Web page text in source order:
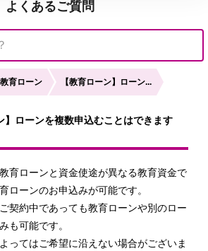
よくあるご質問
教育ローン 【教育ローン】ローン...
】ローンを複数申込むことはできます
育ローンと資金使途が異なる教育資金で
ローンのお申込みが可能です。
契約中であっても教育ローンや別のロー
も可能です。
ってはご希望に沿えない場合がございま